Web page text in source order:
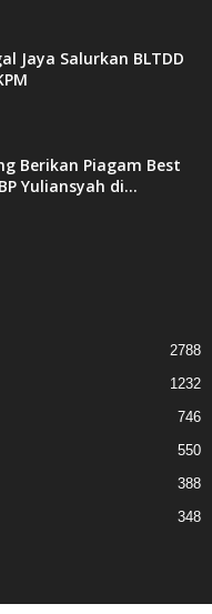
Jaya Salurkan BLTDD
Berikan Piagam Best
Yuliansyah di...
2788
1232
746
550
388
348